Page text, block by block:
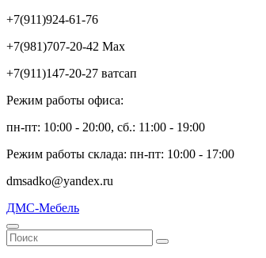
+7(911)924-61-76
+7(981)707-20-42 Max
+7(911)147-20-27 ватсап
Режим работы офиса:
пн-пт: 10:00 - 20:00, сб.: 11:00 - 19:00
Режим работы склада: пн-пт: 10:00 - 17:00
dmsadko@yandex.ru
ДМС-Мебель